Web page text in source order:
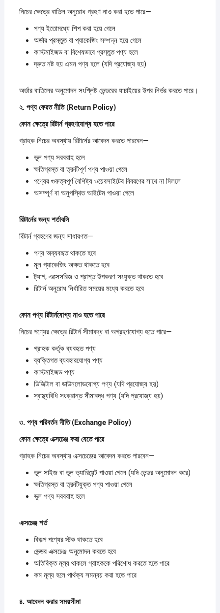
নিচের ক্ষেত্রে বাতিল অনুরোধ গ্রহণ নাও করা হতে পারে—
পণ্য ইতোমধ্যে শিপ করা হয়ে গেলে
অর্ডার প্রস্তুত বা প্যাকেজিং সম্পন্ন হয়ে গেলে
কাস্টমাইজড বা বিশেষভাবে প্রস্তুত পণ্য হলে
দ্রুত নষ্ট হয় এমন পণ্য হলে (যদি প্রযোজ্য হয়)
অর্ডার বাতিলের অনুমোদন সংশ্লিষ্ট ভেন্ডরের যাচাইয়ের উপর নির্ভর করতে পারে।
২. পণ্যফেরতনীতি (Return Policy)
কোনক্ষেত্রেরিটার্নগ্রহণযোগ্যহতেপারে
গ্রাহক নিচের অবস্থায় রিটার্নের আবেদন করতে পারবেন—
ভুল পণ্য সরবরাহ হলে
ক্ষতিগ্রস্ত বা ত্রুটিপূর্ণ পণ্য পাওয়া গেলে
পণ্যের গুরুত্বপূর্ণ বৈশিষ্ট্য ওয়েবসাইটের বিবরণের সাথে না মিললে
অসম্পূর্ণ বা অনুপস্থিত আইটেম পাওয়া গেলে
রিটার্নেরজন্যশর্তাবলি
রিটার্ন গ্রহণের জন্য সাধারণত—
পণ্য অব্যবহৃত থাকতে হবে
মূল প্যাকেজিং অক্ষত থাকতে হবে
ট্যাগ, এক্সেসরিজ ও প্রাপ্ত উপকরণ সংযুক্ত থাকতে হবে
রিটার্ন অনুরোধ নির্ধারিত সময়ের মধ্যে করতে হবে
কোনপণ্যরিটার্নযোগ্যনাওহতেপারে
নিচের পণ্যের ক্ষেত্রে রিটার্ন সীমাবদ্ধ বা অগ্রহণযোগ্য হতে পারে—
গ্রাহক কর্তৃক ব্যবহৃত পণ্য
ব্যক্তিগত ব্যবহারযোগ্য পণ্য
কাস্টমাইজড পণ্য
ডিজিটাল বা ডাউনলোডযোগ্য পণ্য (যদি প্রযোজ্য হয়)
স্বাস্থ্যবিধি সংক্রান্ত সীমাবদ্ধ পণ্য (যদি প্রযোজ্য হয়)
৩. পণ্যপরিবর্তননীতি (Exchange Policy)
কোনক্ষেত্রেএক্সচেঞ্জ করাযেতেপারে
গ্রাহক নিচের অবস্থায় এক্সচেঞ্জের আবেদন করতে পারবেন—
ভুল সাইজ বা ভুল ভ্যারিয়েন্ট পাওয়া গেলে (যদি ভেন্ডর অনুমোদন করে)
ক্ষতিগ্রস্ত বা ত্রুটিযুক্ত পণ্য পাওয়া গেলে
ভুল পণ্য সরবরাহ হলে
এক্সচেঞ্জ শর্ত
বিকল্প পণ্যের স্টক থাকতে হবে
ভেন্ডর এক্সচেঞ্জ অনুমোদন করতে হবে
অতিরিক্ত মূল্য থাকলে গ্রাহককে পরিশোধ করতে হতে পারে
কম মূল্য হলে পার্থক্য সমন্বয় করা হতে পারে
৪. আবেদনকরারসময়সীমা